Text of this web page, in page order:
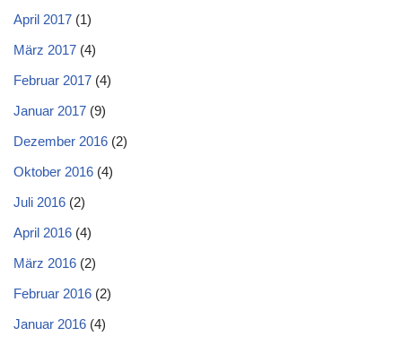
April 2017 (1)
März 2017 (4)
Februar 2017 (4)
Januar 2017 (9)
Dezember 2016 (2)
Oktober 2016 (4)
Juli 2016 (2)
April 2016 (4)
März 2016 (2)
Februar 2016 (2)
Januar 2016 (4)